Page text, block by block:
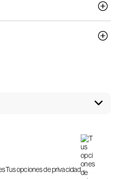
Tus opciones de privacidad